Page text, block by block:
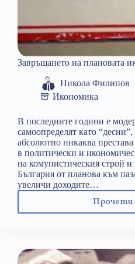
Завръщането на плановата
Никола Филипов
Икономика
В последните години е
самоопределят като
абсолютно никаква престава
в политически и
на комунистическия строй
България от планова към
увеличи доходите…
Прочети